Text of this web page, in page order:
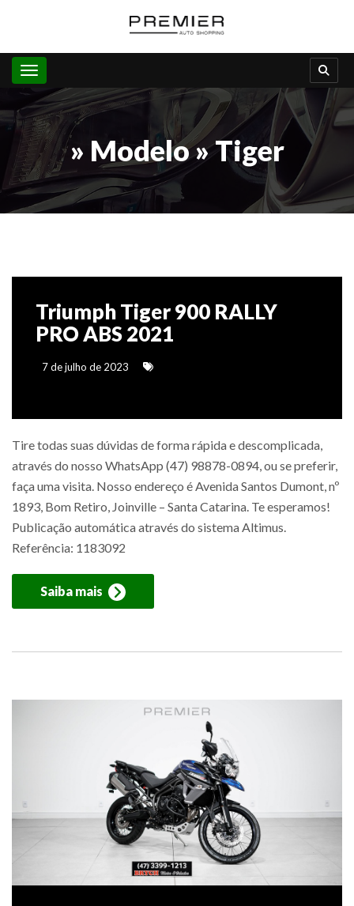
Toggle navigation
» Modelo » Tiger
Triumph Tiger 900 RALLY
PRO ABS 2021
7 de julho de 2023
Tire todas suas dúvidas de forma rápida e descomplicada,
através do nosso WhatsApp (47) 98878-0894, ou se preferir,
faça uma visita. Nosso endereço é Avenida Santos Dumont, nº
1893, Bom Retiro, Joinville – Santa Catarina. Te esperamos!
Publicação automática através do sistema Altimus.
Referência: 1183092
Saiba mais